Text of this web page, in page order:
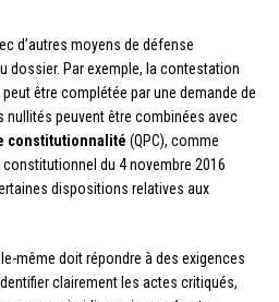
d’autres moyens de défense
dossier. Par exemple, la contestation
être complétée par une demande de
nullités peuvent être combinées avec
constitutionnalité (QPC), comme
du 4 novembre 2016
dispositions relatives aux
même doit répondre à des exigences
clairement les actes critiqués,